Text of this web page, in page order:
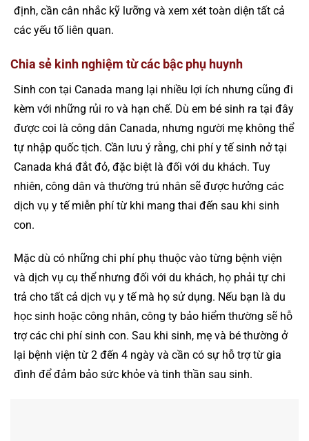
định, cần cân nhắc kỹ lưỡng và xem xét toàn diện tất cả
các yếu tố liên quan.
Chia sẻ kinh nghiệm từ các bậc phụ huynh
Sinh con tại Canada mang lại nhiều lợi ích nhưng cũng đi
kèm với những rủi ro và hạn chế. Dù em bé sinh ra tại đây
được coi là công dân Canada, nhưng người mẹ không thể
tự nhập quốc tịch. Cần lưu ý rằng, chi phí y tế sinh nở tại
Canada khá đắt đỏ, đặc biệt là đối với du khách. Tuy
nhiên, công dân và thường trú nhân sẽ được hưởng các
dịch vụ y tế miễn phí từ khi mang thai đến sau khi sinh
con.
Mặc dù có những chi phí phụ thuộc vào từng bệnh viện
và dịch vụ cụ thể nhưng đối với du khách, họ phải tự chi
trả cho tất cả dịch vụ y tế mà họ sử dụng. Nếu bạn là du
học sinh hoặc công nhân, công ty bảo hiểm thường sẽ hỗ
trợ các chi phí sinh con. Sau khi sinh, mẹ và bé thường ở
lại bệnh viện từ 2 đến 4 ngày và cần có sự hỗ trợ từ gia
đình để đảm bảo sức khỏe và tinh thần sau sinh.